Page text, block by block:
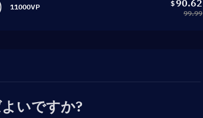
11000VP $90.62
99.99
いですか?